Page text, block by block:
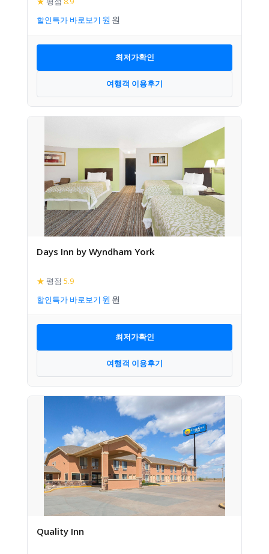
할인특가 바로보기
최저가확인
여행객 이용후기
Days Inn by Wyndham York
★ 평점 5.9
할인특가 바로보기
최저가확인
여행객 이용후기
Quality Inn